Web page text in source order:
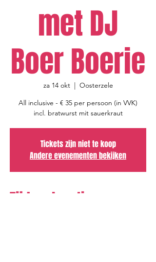
met DJ
Boer Boerie
za 14 okt
  |
Oosterzele
All inclusive - € 35 per persoon (in VVK)
incl. bratwurst mit sauerkraut
Tickets zijn niet te koop
Andere evenementen bekijken
Tijd en locatie